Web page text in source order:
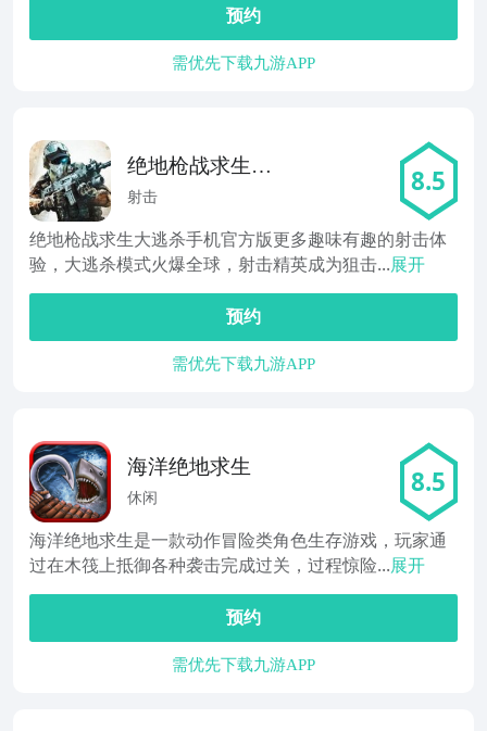
预约
需优先下载九游APP
绝地枪战求生大
逃杀
射击 8.5
绝地枪战求生大逃杀手机官方版更多趣味有趣的射击体
验，大逃杀模式火爆全球，射击精英成为狙击...展开
预约
需优先下载九游APP
海洋绝地求生
休闲 8.5
海洋绝地求生是一款动作冒险类角色生存游戏，玩家通
过在木筏上抵御各种袭击完成过关，过程惊险...展开
预约
需优先下载九游APP